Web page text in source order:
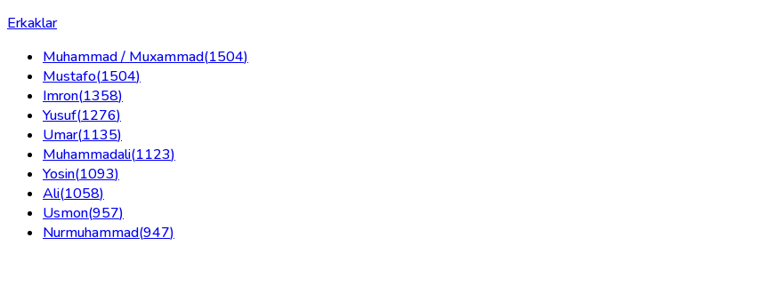
Erkaklar
Muhammad / Muxammad(1504)
Mustafo(1504)
Imron(1358)
Yusuf(1276)
Umar(1135)
Muhammadali(1123)
Yosin(1093)
Ali(1058)
Usmon(957)
Nurmuhammad(947)